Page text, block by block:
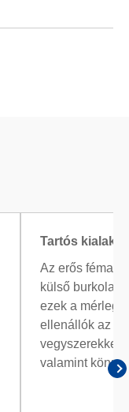
Tartós
Az erős
külső
ezek a
ellenállók az
vegyszerekkel
valamint